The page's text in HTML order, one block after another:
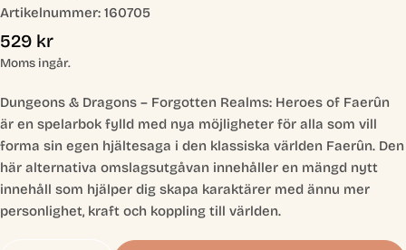
Artikelnummer: 160705
Ordinarie
pris
529 kr
Moms ingår.
Dungeons & Dragons – Forgotten Realms: Heroes of Faerûn
är en spelarbok fylld med nya möjligheter för alla som vill
forma sin egen hjältesaga i den klassiska världen Faerûn. Den
här alternativa omslagsutgåvan innehåller en mängd nytt
innehåll som hjälper dig skapa karaktärer med ännu mer
personlighet, kraft och koppling till världen.